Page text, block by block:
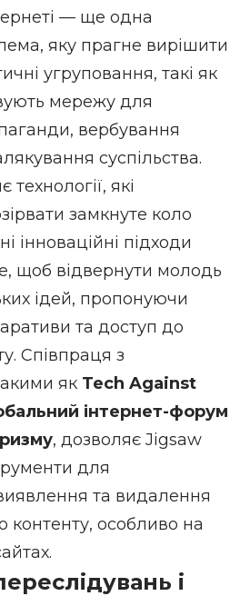
— ще одна
яку прагне вирішити
угруповання, такі як
мережу для
вербування
суспільства.
які
замкнуте коло
інноваційні підходи
щоб відвернути молодь
ідей, пропонуючи
та доступ до
Співпраця з
як Tech Against
інтернет-форум
, дозволяє Jigsaw
для
та видалення
контенту, особливо на
і